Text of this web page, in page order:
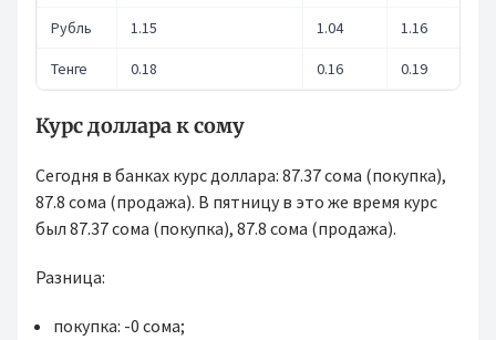
Рубль 1.15 1.04 1.16
Тенге 0.18 0.16 0.19
Курс доллара к сому
Сегодня в банках курс доллара: 87.37 сома (покупка),
87.8 сома (продажа). В пятницу в это же время курс
был 87.37 сома (покупка), 87.8 сома (продажа).
Разница:
покупка: -0 сома;